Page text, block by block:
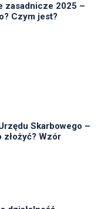
zasadnicze 2025 –
Czym jest?
Skarbowego –
złożyć? Wzór